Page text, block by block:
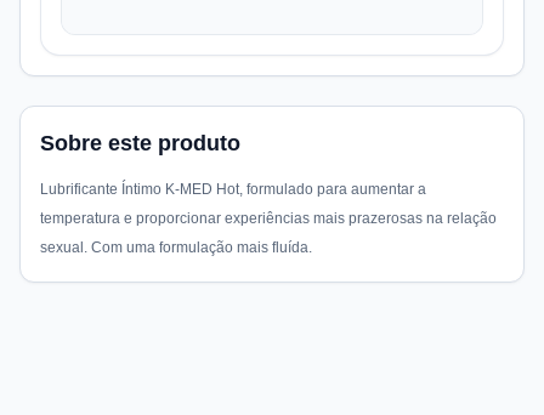
Sobre este produto
Lubrificante Íntimo K-MED Hot, formulado para aumentar a
temperatura e proporcionar experiências mais prazerosas na relação
sexual. Com uma formulação mais fluída.